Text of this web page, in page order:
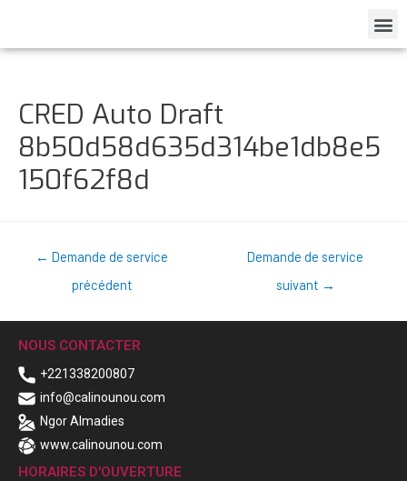
CRED Auto Draft
8b50d58d635d314be1db8e5
150f62f8d
← Demande de service
précédent
Demande de service
suivant →
NOUS CONTACTER
+221338200807
info@calinounou.com
Ngor Almadies
www.calinounou.com
HORAIRES D'OUVERTURE